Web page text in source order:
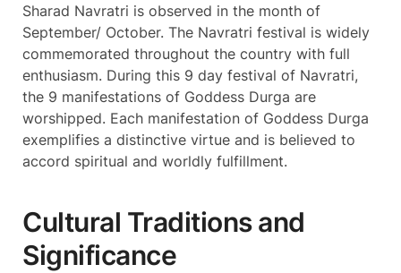
Sharad Navratri is observed in the month of
September/ October. The Navratri festival is widely
commemorated throughout the country with full
enthusiasm. During this 9 day festival of Navratri,
the 9 manifestations of Goddess Durga are
worshipped. Each manifestation of Goddess Durga
exemplifies a distinctive virtue and is believed to
accord spiritual and worldly fulfillment.
Cultural Traditions and
Significance